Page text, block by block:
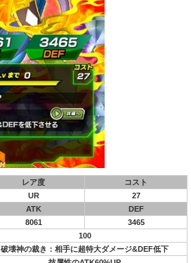
レア度
コスト
UR
27
ATK
DEF
8061
3465
100
破壊神の裁き：相手に超特大ダメージ&DEF低下